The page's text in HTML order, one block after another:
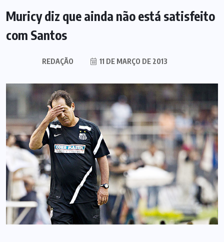
Muricy diz que ainda não está satisfeito
com Santos
REDAÇÃO 11 DE MARÇO DE 2013